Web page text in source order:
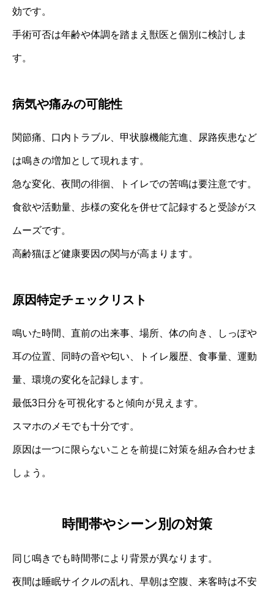
効です。
手術可否は年齢や体調を踏まえ獣医と個別に検討しま
す。
病気や痛みの可能性
関節痛、口内トラブル、甲状腺機能亢進、尿路疾患など
は鳴きの増加として現れます。
急な変化、夜間の徘徊、トイレでの苦鳴は要注意です。
食欲や活動量、歩様の変化を併せて記録すると受診がス
ムーズです。
高齢猫ほど健康要因の関与が高まります。
原因特定チェックリスト
鳴いた時間、直前の出来事、場所、体の向き、しっぽや
耳の位置、同時の音や匂い、トイレ履歴、食事量、運動
量、環境の変化を記録します。
最低3日分を可視化すると傾向が見えます。
スマホのメモでも十分です。
原因は一つに限らないことを前提に対策を組み合わせま
しょう。
時間帯やシーン別の対策
同じ鳴きでも時間帯により背景が異なります。
夜間は睡眠サイクルの乱れ、早朝は空腹、来客時は不安